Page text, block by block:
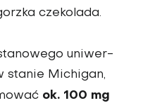
czekolada.
uniwer­
stanie Michigan,
ok. 100 mg